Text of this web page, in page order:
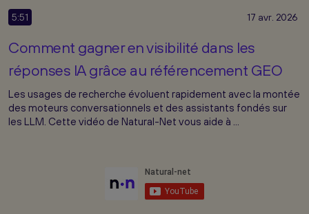
5:51 17 avr. 2026
Comment gagner en visibilité dans les
réponses IA grâce au référencement GEO
Les usages de recherche évoluent rapidement avec la montée
des moteurs conversationnels et des assistants fondés sur
les LLM. Cette vidéo de Natural-Net vous aide à ...